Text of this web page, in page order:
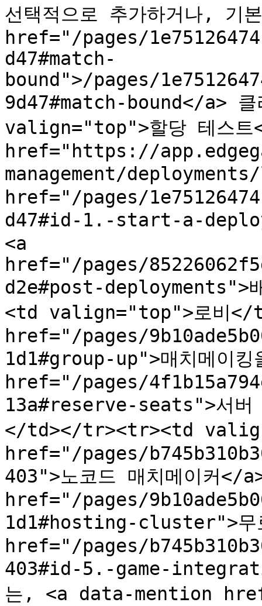
선택적으로 추가하거나,
href="/pages/
d47#match-
bound">/pages/
9d47#match-bound</a>
valign="top">할당 테스
href="https://
management/
href="/pages/
d47#id-1.-start-a-
<a
href="/pages/
d2e#post-
<td valign="top">로비</
href="/pages/
1d1#group-up">매치메이
href="/pages/
13a#reserve-seats">서버
</td></tr><tr><td
href="/pages/
403">노코드 매치메이커</
href="/pages/
1d1#hosting-cluster">무
href="/pages/
403#id-5.-game-
는, <a data-mention